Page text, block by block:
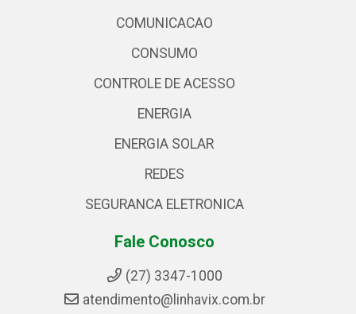
COMUNICACAO
CONSUMO
CONTROLE DE ACESSO
ENERGIA
ENERGIA SOLAR
REDES
SEGURANCA ELETRONICA
Fale Conosco
(27) 3347-1000
atendimento@linhavix.com.br